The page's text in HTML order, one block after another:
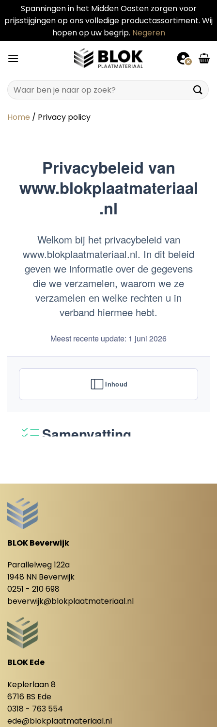
Spanningen in het Midden Oosten zorgen voor
prijsstijgingen op ons volledige productassortiment. Wij
hopen op uw begrip. Negeren
naar
Zoeken
naar:
Home / Privacy policy
BLOK Beverwijk
Parallelweg 122a
1948 NN Beverwijk
0251 - 210 698
beverwijk@blokplaatmateriaal.nl
BLOK Ede
Keplerlaan 8
6716 BS Ede
0318 - 763 554
ede@blokplaatmateriaal.nl